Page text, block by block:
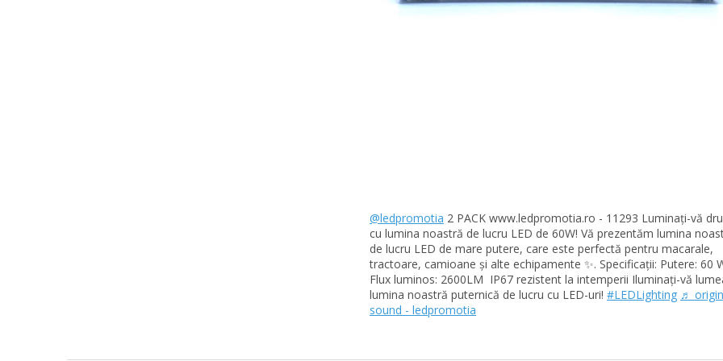
@ledpromotia 2 PACK www.ledpromotia.ro - 11293 Luminați-vă
cu lumina noastră de lucru LED de 60W! Vă prezentăm lumina
de lucru LED de mare putere, care este perfectă pentru macarale,
tractoare, camioane și alte echipamente ✨. Specificații: Putere: 60
Flux luminos: 2600LM ️ IP67 rezistent la intemperii Iluminați-vă
lumina noastră puternică de lucru cu LED-uri! #LEDLighting ♬
sound - ledpromotia